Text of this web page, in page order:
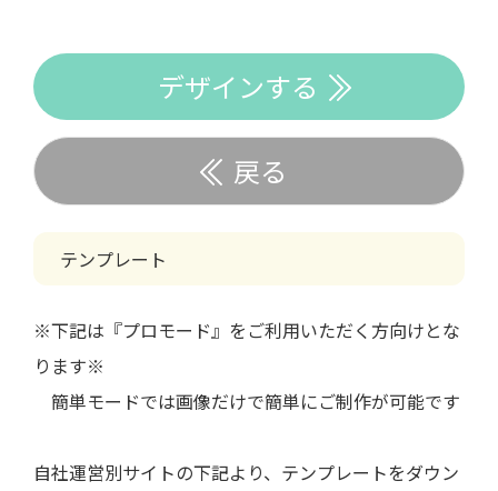
戻る
デザインする
テンプレート
※下記は『プロモード』をご利用いただく方向けとな
ります※
簡単モードでは画像だけで簡単にご制作が可能です
自社運営別サイトの下記より、テンプレートをダウン